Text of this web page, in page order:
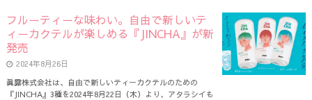
フルーティーな味わい。自由で新しいテ
ィーカクテルが楽しめる『JINCHA』が新
発売
2024年8月26日
眞露株式会社は、自由で新しいティーカクテルのための
『JINCHA』3種を2024年8月22日（木）より、アタラシイも